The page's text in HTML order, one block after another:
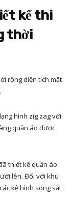
kế thi
thời
rộng diện tích mặt
hình zig zag với
quần áo được
thiết kế quần áo
lên. Đối với khu
kệ hình song sắt